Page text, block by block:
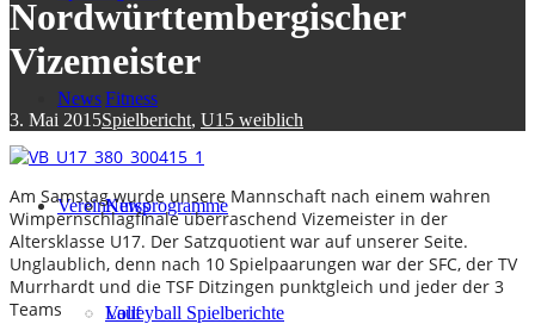
Fitness
Kursprogramme
Lauf
News
News
Volleyball Spielberichte
Verein
Nordwürttembergischer
Vizemeister
3. Mai 2015Spielbericht, U15 weiblich
Am Samstag wurde unsere Mannschaft nach einem wahren
Wimpernschlagfinale überraschend Vizemeister in der
Altersklasse U17. Der Satzquotient war auf unserer Seite.
Unglaublich, denn nach 10 Spielpaarungen war der SFC, der TV
Murrhardt und die TSF Ditzingen punktgleich und jeder der 3
Teams